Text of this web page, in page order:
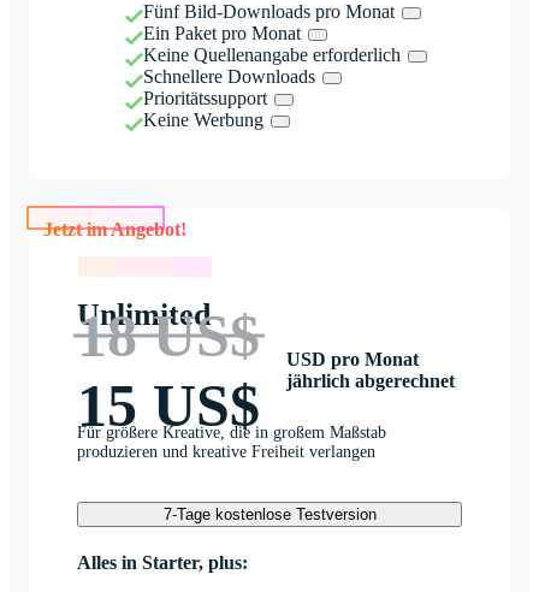
Fünf Bild-Downloads pro Monat
Ein Paket pro Monat
Keine Quellenangabe erforderlich
Schnellere Downloads
Prioritätssupport
Keine Werbung
Jetzt im Angebot!
Unlimited
18 US$
15 US$
USD pro Monat
jährlich abgerechnet
Für größere Kreative, die in großem Maßstab
produzieren und kreative Freiheit verlangen
7-Tage kostenlose Testversion
Alles in Starter, plus: